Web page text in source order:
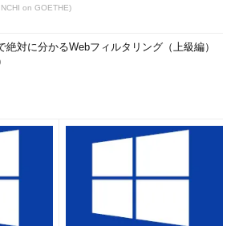
on GOETHE)
絶対に分かるWebフィルタリング（上級編）